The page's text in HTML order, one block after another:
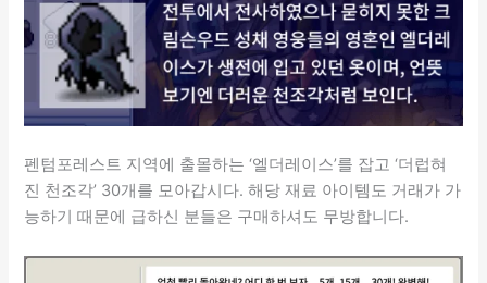
펜텀포레스트 지역에 출몰하는 ‘엘더레이스’를 잡고 ‘더럽혀
진 천조각’ 30개를 모아갑시다. 해당 재료 아이템도 거래가 가
능하기 때문에 급하신 분들은 구매하셔도 무방합니다.